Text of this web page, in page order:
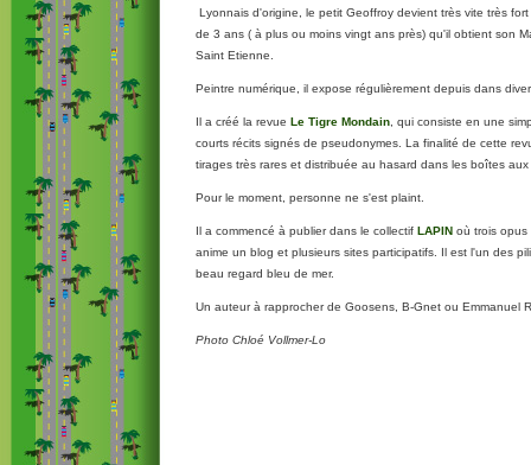
Lyonnais d'origine, le petit Geoffroy devient très vite très
de 3 ans ( à plus ou moins vingt ans près) qu'il obtient son
Saint Etienne.
Peintre numérique, il expose régulièrement depuis dans
Il a créé la revue Le Tigre Mondain, qui consiste en une
courts récits signés de pseudonymes. La finalité de cette
tirages très rares et distribuée au hasard dans les boîtes
Pour le moment, personne ne s'est plaint.
Il a commencé à publier dans le collectif LAPIN où trois
anime un blog et plusieurs sites participatifs. Il est l'un des
beau regard bleu de mer.
Un auteur à rapprocher de Goosens, B-Gnet ou Emmanuel
Photo Chloé Vollmer-Lo